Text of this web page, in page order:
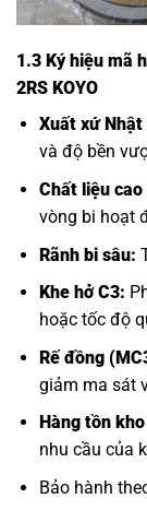
1.3 Ký hiệu mã
2RS KOYO
Xuất xứ Nhật
và độ bền
Chất liệu cao
vòng bi hoạt
Rãnh bi sâu:
Khe hở C3:
hoặc tốc độ
Rế đồng
giảm ma sát
Hàng tồn
nhu cầu của
Bảo hành